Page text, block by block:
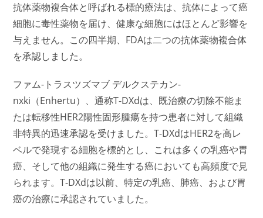
抗体薬物複合体と呼ばれる標的療法は、抗体によって癌
細胞に毒性薬物を届け、健康な細胞にはほとんど影響を
与えません。この四半期、FDAは二つの抗体薬物複合体
を承認しました。
ファム-トラスツズマブ デルクステカン-
nxki（Enhertu）、通称T-DXdは、既治療の切除不能ま
たは転移性HER2陽性固形腫瘍を持つ患者に対して組織
非特異的迅速承認を受けました。T-DXdはHER2を高レ
ベルで発現する細胞を標的とし、これは多くの乳癌や胃
癌、そして他の組織に発生する癌においても高頻度で見
られます。T-DXdは以前、特定の乳癌、肺癌、および胃
癌の治療に承認されていました。